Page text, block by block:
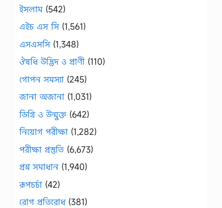
ইসলাম(542)
এইচ এস সি(1,561)
এসএসসি(1,348)
ঔষধি উদ্ভিদ ও প্রাণী (110)
গোপন সমস্যা (245)
জানা অজানা (1,031)
ডিগ্রি ও উন্মুক্ত (642)
নিয়োগ পরীক্ষা (1,282)
পরীক্ষা প্রস্তুতি (6,673)
প্রশ্ন সমাধান (1,940)
রূপচর্চা (42)
রোগ প্রতিরোধ(381)